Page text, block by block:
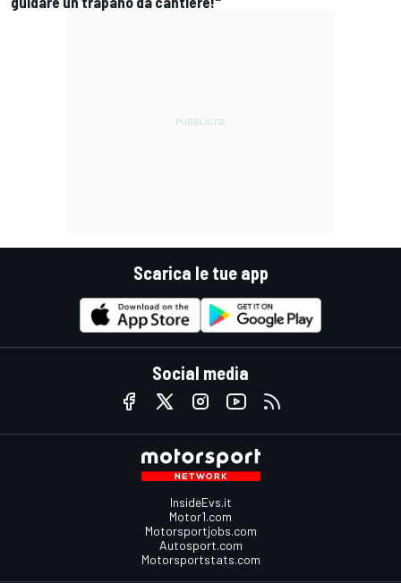
Scarica le tue app
Social media
InsideEvs.it
Motor1.com
Motorsportjobs.com
Autosport.com
Motorsportstats.com